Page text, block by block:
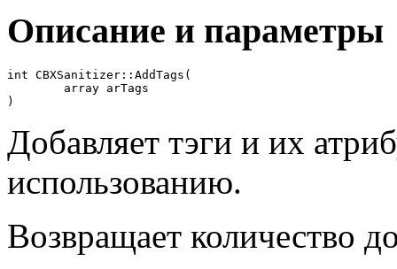
Описание и параметры
int CBXSanitizer::AddTags(
)
Добавляет тэги и их
использованию.
Возвращает количество